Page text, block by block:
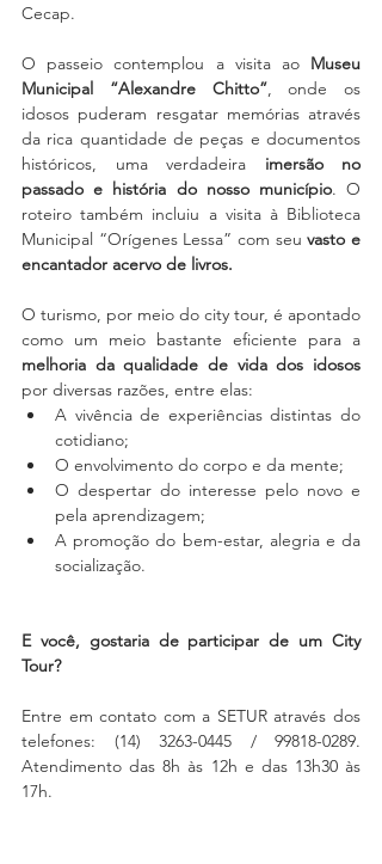
Cecap.
O passeio contemplou a visita ao Museu
Municipal “Alexandre Chitto”, onde os
idosos puderam resgatar memórias através
da rica quantidade de peças e documentos
históricos, uma verdadeira imersão no
passado e história do nosso município. O
roteiro também incluiu a visita à Biblioteca
Municipal “Orígenes Lessa” com seu vasto e
encantador acervo de livros.
O turismo, por meio do city tour, é apontado
por diversas razões, entre elas:
A vivência de experiências distintas do
cotidiano;
O envolvimento do corpo e da mente;
O despertar do interesse pelo novo e
pela aprendizagem;
A promoção do bem-estar, alegria e da
socialização.
E você, gostaria de participar de um City
Tour?
Entre em contato com a SETUR através dos
telefones: (14) 3263-0445 / 99818-0289.
Atendimento das 8h às 12h e das 13h30 às
17h.